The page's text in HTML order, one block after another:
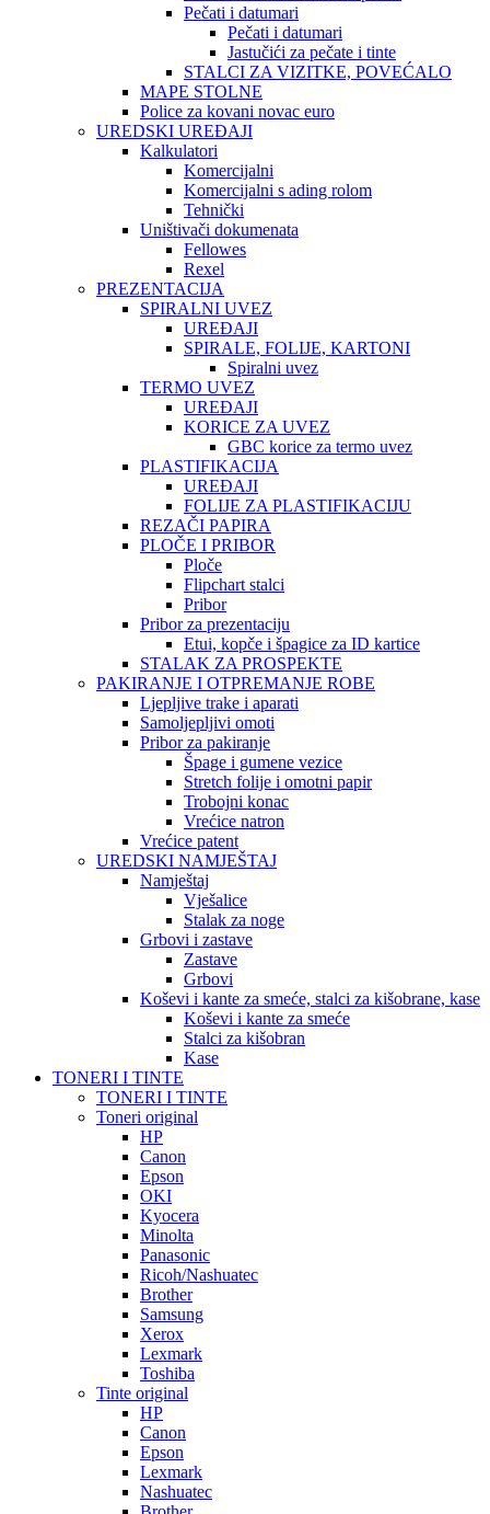
Pečati i datumari
Pečati i datumari
Jastučići za pečate i tinte
STALCI ZA VIZITKE, POVEĆALO
MAPE STOLNE
Police za kovani novac euro
UREDSKI UREĐAJI
Kalkulatori
Komercijalni
Komercijalni s ading rolom
Tehnički
Uništivači dokumenata
Fellowes
Rexel
PREZENTACIJA
SPIRALNI UVEZ
UREĐAJI
SPIRALE, FOLIJE, KARTONI
Spiralni uvez
TERMO UVEZ
UREĐAJI
KORICE ZA UVEZ
GBC korice za termo uvez
PLASTIFIKACIJA
UREĐAJI
FOLIJE ZA PLASTIFIKACIJU
REZAČI PAPIRA
PLOČE I PRIBOR
Ploče
Flipchart stalci
Pribor
Pribor za prezentaciju
Etui, kopče i špagice za ID kartice
STALAK ZA PROSPEKTE
PAKIRANJE I OTPREMANJE ROBE
Ljepljive trake i aparati
Samoljepljivi omoti
Pribor za pakiranje
Špage i gumene vezice
Stretch folije i omotni papir
Trobojni konac
Vrećice natron
Vrećice patent
UREDSKI NAMJEŠTAJ
Namještaj
Vješalice
Stalak za noge
Grbovi i zastave
Zastave
Grbovi
Koševi i kante za smeće, stalci za kišobrane, kase
Koševi i kante za smeće
Stalci za kišobran
Kase
TONERI I TINTE
TONERI I TINTE
Toneri original
HP
Canon
Epson
OKI
Kyocera
Minolta
Panasonic
Ricoh/Nashuatec
Brother
Samsung
Xerox
Lexmark
Toshiba
Tinte original
HP
Canon
Epson
Lexmark
Nashuatec